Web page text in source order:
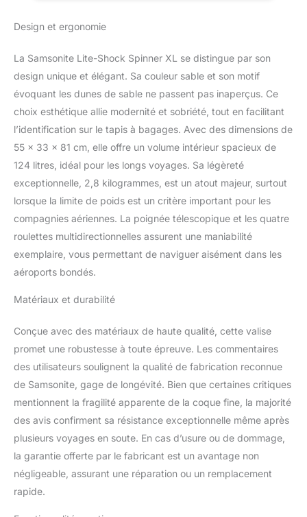
Design et ergonomie
La Samsonite Lite-Shock Spinner XL se distingue par son
design unique et élégant. Sa couleur sable et son motif
évoquant les dunes de sable ne passent pas inaperçus. Ce
choix esthétique allie modernité et sobriété, tout en facilitant
l’identification sur le tapis à bagages. Avec des dimensions de
55 x 33 x 81 cm, elle offre un volume intérieur spacieux de
124 litres, idéal pour les longs voyages. Sa légèreté
exceptionnelle, 2,8 kilogrammes, est un atout majeur, surtout
lorsque la limite de poids est un critère important pour les
compagnies aériennes. La poignée télescopique et les quatre
roulettes multidirectionnelles assurent une maniabilité
exemplaire, vous permettant de naviguer aisément dans les
aéroports bondés.
Matériaux et durabilité
Conçue avec des matériaux de haute qualité, cette valise
promet une robustesse à toute épreuve. Les commentaires
des utilisateurs soulignent la qualité de fabrication reconnue
de Samsonite, gage de longévité. Bien que certaines critiques
mentionnent la fragilité apparente de la coque fine, la majorité
des avis confirment sa résistance exceptionnelle même après
plusieurs voyages en soute. En cas d’usure ou de dommage,
la garantie offerte par le fabricant est un avantage non
négligeable, assurant une réparation ou un remplacement
rapide.